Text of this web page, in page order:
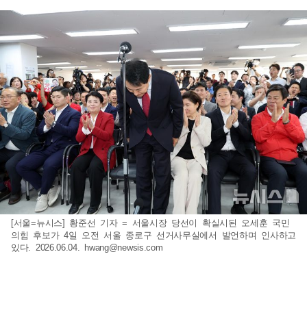
[서울=뉴시스] 황준선 기자 = 서울시장 당선이 확실시된 오세훈 국민
의힘 후보가 4일 오전 서울 종로구 선거사무실에서 발언하며 인사하고
있다. 2026.06.04. hwang@newsis.com